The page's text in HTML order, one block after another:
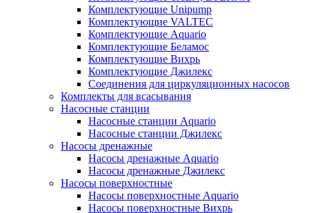
Комплектующие Unipump
Комплектующие VALTEC
Комплектующие Аquario
Комплектующие Беламос
Комплектующие Вихрь
Комплектующие Джилекс
Соединения для циркуляционных насосов
Комплекты для всасывания
Насосные станции
Насосные станции Аquario
Насосные станции Джилекс
Насосы дренажные
Насосы дренажные Аquario
Насосы дренажные Джилекс
Насосы поверхностные
Насосы поверхностные Аquario
Насосы поверхностные Вихрь